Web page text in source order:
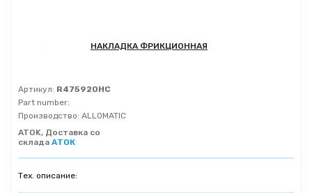
НАКЛАДКА ФРИКЦИОННАЯ
Артикул: R475920HC
Part number:
Производство: ALLOMATIC
ATOK, Доставка со
склада АТОК
Тех. описание: